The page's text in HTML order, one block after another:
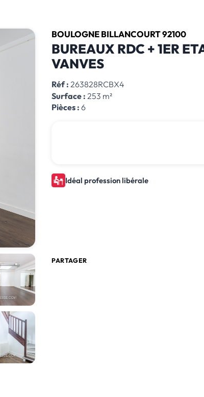
BOULOGNE BILLANCOURT 92100
BUREAUX RDC + 1ER
VANVES
Réf : 263828RCBX4
Surface : 253 m²
Pièces : 6
Idéal profession libérale
PARTAGER